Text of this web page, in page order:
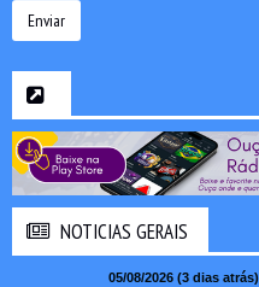
Enviar
NOTICIAS GERAIS
05/08/2026 (3 dias atrás)